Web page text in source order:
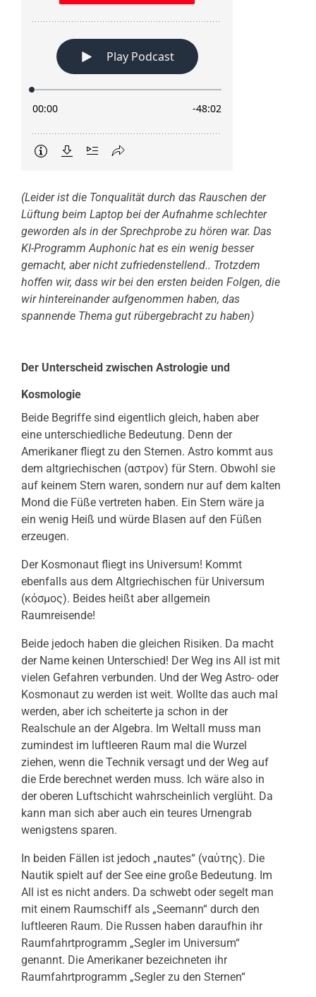
(Leider ist die Tonqualität durch das Rauschen der
Lüftung beim Laptop bei der Aufnahme schlechter
geworden als in der Sprechprobe zu hören war. Das
KI-Programm Auphonic hat es ein wenig besser
gemacht, aber nicht zufriedenstellend.. Trotzdem
hoffen wir, dass wir bei den ersten beiden Folgen, die
wir hintereinander aufgenommen haben, das
spannende Thema gut rübergebracht zu haben)
Der Unterscheid zwischen Astrologie und
Kosmologie
Beide Begriffe sind eigentlich gleich, haben aber
eine unterschiedliche Bedeutung. Denn der
Amerikaner fliegt zu den Sternen. Astro kommt aus
dem altgriechischen (αστρον) für Stern. Obwohl sie
auf keinem Stern waren, sondern nur auf dem kalten
Mond die Füße vertreten haben. Ein Stern wäre ja
ein wenig Heiß und würde Blasen auf den Füßen
erzeugen.
Der Kosmonaut fliegt ins Universum! Kommt
ebenfalls aus dem Altgriechischen für Universum
(κόσμος). Beides heißt aber allgemein
Raumreisende!
Beide jedoch haben die gleichen Risiken. Da macht
der Name keinen Unterschied! Der Weg ins All ist mit
vielen Gefahren verbunden. Und der Weg Astro- oder
Kosmonaut zu werden ist weit. Wollte das auch mal
werden, aber ich scheiterte ja schon in der
Realschule an der Algebra. Im Weltall muss man
zumindest im luftleeren Raum mal die Wurzel
ziehen, wenn die Technik versagt und der Weg auf
die Erde berechnet werden muss. Ich wäre also in
der oberen Luftschicht wahrscheinlich verglüht. Da
kann man sich aber auch ein teures Urnengrab
wenigstens sparen.
In beiden Fällen ist jedoch „nautes“ (ναύτης). Die
Nautik spielt auf der See eine große Bedeutung. Im
All ist es nicht anders. Da schwebt oder segelt man
mit einem Raumschiff als „Seemann“ durch den
luftleeren Raum. Die Russen haben daraufhin ihr
Raumfahrtprogramm „Segler im Universum“
genannt. Die Amerikaner bezeichneten ihr
Raumfahrtprogramm „Segler zu den Sternen“